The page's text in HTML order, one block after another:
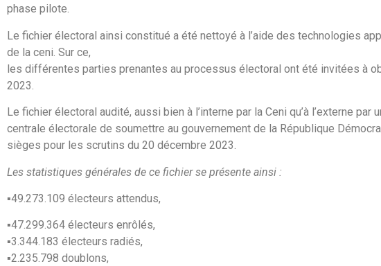
phase pilote.
Le fichier électoral ainsi constitué a été nettoyé à l’aide des technologies
de la ceni. Sur ce,
les différentes parties prenantes au processus électoral ont été invitées à
2023.
Le fichier électoral audité, aussi bien à l’interne par la Ceni qu’à l’externe
centrale électorale de soumettre au gouvernement de la République
sièges pour les scrutins du 20 décembre 2023.
Les statistiques générales de ce fichier se présente ainsi :
▪️49.273.109 électeurs attendus,
▪️47.299.364 électeurs enrôlés,
▪️3.344.183 électeurs radiés,
▪️2.235.798 doublons,